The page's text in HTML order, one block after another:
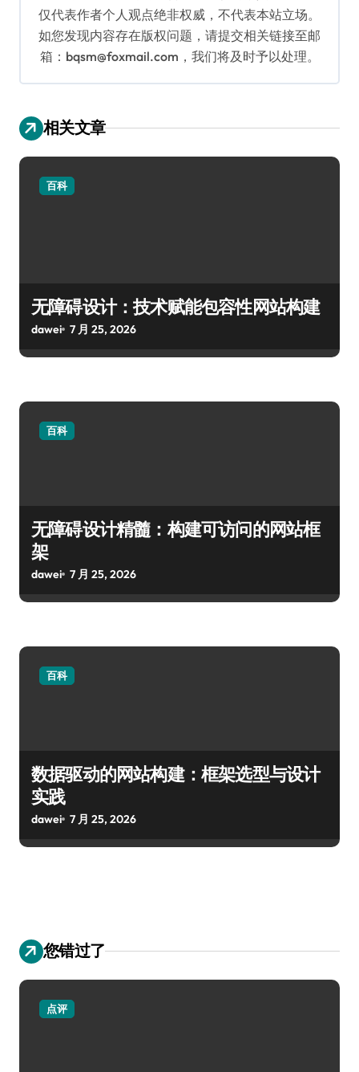
仅代表作者个人观点绝非权威，不代表本站立场。
如您发现内容存在版权问题，请提交相关链接至邮
箱：bqsm@foxmail.com，我们将及时予以处理。
相关文章
百科
无障碍设计：技术赋能包容性网站构建
dawei 7 月 25, 2026
百科
无障碍设计精髓：构建可访问的网站框
架
dawei 7 月 25, 2026
百科
数据驱动的网站构建：框架选型与设计
实践
dawei 7 月 25, 2026
您错过了
点评